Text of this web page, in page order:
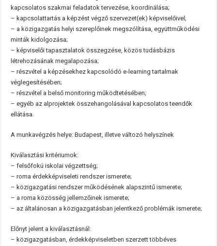
kapcsolatos szakmai feladatok tervezése, koordinálása;
– kapcsolattartás a képzést végző szervezet(ek) képviselőivel;
– a közigazgatás helyi szereplőinek megszólítása, együttműködési
minták kidolgozása;
– képviselői tapasztalatok összegzése, közös tudásbázis
létrehozásának megalapozása;
– részvétel a képzésekhez kapcsolódó e-learning tartalmak
véglegesítésében;
– részvétel a belső monitoring működtetésében;
– egyéb az alprojektek összehangolásával kapcsolatos teendők
ellátása.
A munkavégzés helye: Budapest, illetve változó helyszínek
Kiválasztási kritériumok:
– felsőfokú iskolai végzettség;
– roma érdekképviseleti rendszer ismerete;
– közigazgatási rendszer működésének alapszintű ismerete;
– a roma közösség jellemzőinek ismerete;
– az általánosan a közigazgatásban jelentkező problémák ismerete;
Előnyt jelent a kiválasztásnál:
– közigazgatásban, érdekképviseletben szerzett többéves